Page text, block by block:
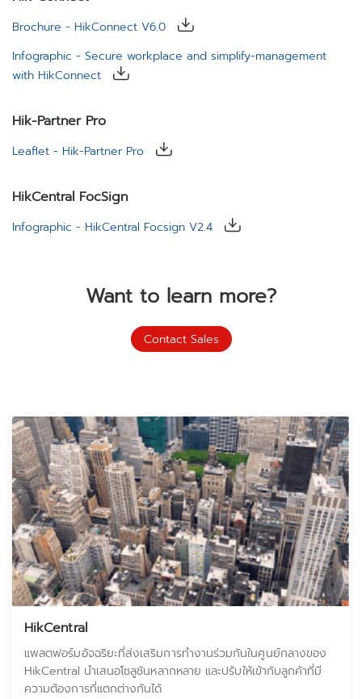
Brochure - HikConnect V6.0
Infographic - Secure workplace and simplify-management
with HikConnect
Hik-Partner Pro
Leaflet - Hik-Partner Pro
HikCentral FocSign
Infographic - HikCentral Focsign V2.4
Want to learn more?
Contact Sales
HikCentral
แพลตฟอร์มอัจฉริยะที่ส่งเสริมการทำงานร่วมกันในศูนย์กลางของ
HikCentral นำเสนอโซลูชันหลากหลาย และปรับให้เข้ากับลูกค้าที่มี
ความต้องการที่แตกต่างกันได้